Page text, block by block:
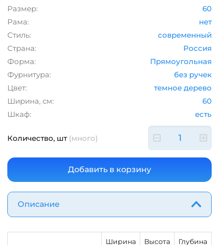
Размер:
60
Рама:
нет
Стиль:
современный
Страна:
Россия
Форма:
Прямоугольная
Фурнитура:
без ручек
Цвет:
темное дерево
Ширина, см:
60
Шкаф:
есть
Количество, шт (много)
Описание
Ширина Высота Глубина